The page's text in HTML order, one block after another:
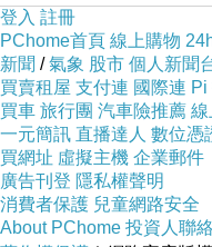
登入 註冊
PChome首頁 線上購物
新聞 /氣象 股市 個人新聞
買賣租屋 支付連 國際連 Pi
買車 旅行團 汽車險推薦 線
一元簡訊 直播達人 數位憑
買網址 虛擬主機 企業郵件
廣告刊登 隱私權聲明
消費者保護 兒童網路安全
About PChome 投資人聯